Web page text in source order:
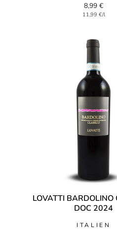
8,99 €
11,99 €/l
LOVATTI BARDOLINO
DOC 2024
ITALIEN